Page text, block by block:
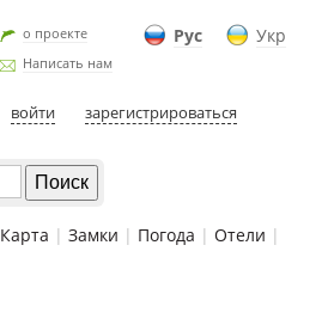
Рус Укр
о проекте
Написать нам
войти зарегистрироваться
Карта | Замки | Погода | Отели |